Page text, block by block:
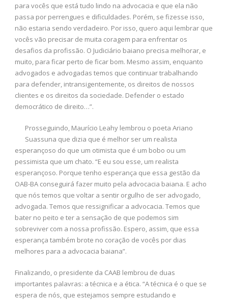
para vocês que está tudo lindo na advocacia e que ela não
passa por perrengues e dificuldades. Porém, se fizesse isso,
não estaria sendo verdadeiro. Por isso, quero aqui lembrar que
vocês vão precisar de muita coragem para enfrentar os
desafios da profissão. O Judiciário baiano precisa melhorar, e
muito, para ficar perto de ficar bom. Mesmo assim, enquanto
advogados e advogadas temos que continuar trabalhando
para defender, intransigentemente, os direitos de nossos
clientes e os direitos da sociedade. Defender o estado
democrático de direito…”.
Prosseguindo, Maurício Leahy lembrou o poeta Ariano
Suassuna que dizia que é melhor ser um realista
esperançoso do que um otimista que é um bobo ou um
pessimista que um chato. “E eu sou esse, um realista
esperançoso. Porque tenho esperança que essa gestão da
OAB-BA conseguirá fazer muito pela advocacia baiana. E acho
que nós temos que voltar a sentir orgulho de ser advogado,
advogada. Temos que ressignificar a advocacia. Temos que
bater no peito e ter a sensação de que podemos sim
sobreviver com a nossa profissão. Espero, assim, que essa
esperança também brote no coração de vocês por dias
melhores para a advocacia baiana”.
Finalizando, o presidente da CAAB lembrou de duas
importantes palavras: a técnica e a ética. “A técnica é o que se
espera de nós, que estejamos sempre estudando e